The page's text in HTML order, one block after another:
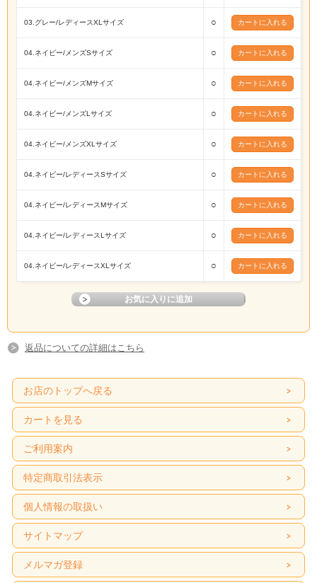
03.グレー/レディースXLサイズ ○
04.ネイビー/メンズSサイズ ○
04.ネイビー/メンズMサイズ ○
04.ネイビー/メンズLサイズ ○
04.ネイビー/メンズXLサイズ ○
04.ネイビー/レディースSサイズ ○
04.ネイビー/レディースMサイズ ○
04.ネイビー/レディースLサイズ ○
04.ネイビー/レディースXLサイズ ○
返品についての詳細はこちら
お店のトップへ戻る
カートを見る
ご利用案内
特定商取引法表示
個人情報の取扱い
サイトマップ
メルマガ登録